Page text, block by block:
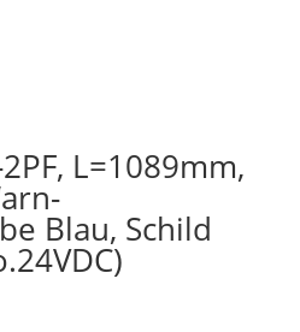
2PF, L=1089mm,
Blau, Schild